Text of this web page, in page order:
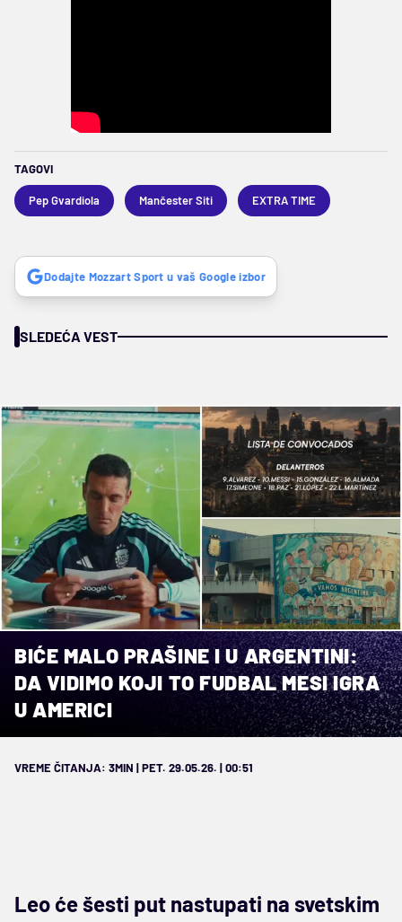
TAGOVI
Pep Gvardiola Mančester Siti EXTRA TIME
Dodajte Mozzart Sport u vaš Google izbor
SLEDEĆA VEST
BIĆE MALO PRAŠINE I U ARGENTINI:
DA VIDIMO KOJI TO FUDBAL MESI IGRA
U AMERICI
VREME ČITANJA: 3MIN | PET. 29.05.26. | 00:51
Leo će šesti put nastupati na svetskim